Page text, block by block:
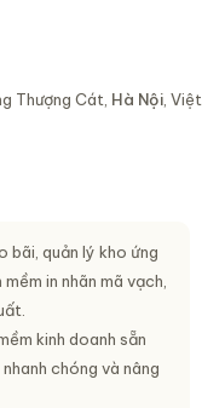
Thượng Cát, Hà Nội, Việt
bãi, quản lý kho ứng
in nhãn mã vạch,
kinh doanh sẵn
chóng và nâng